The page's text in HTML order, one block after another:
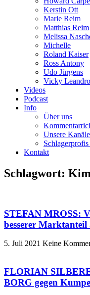
Kerstin Ott
Marie Reim
Matthias Reim
Melissa
Michelle
Roland Kaiser
Ross Antony
Udo Jürgens
Vicky
Videos
Podcast
Info
Über uns
Unsere Kanäle
Kontakt
Schlagwort:
STEFAN MROSS:
besserer
5. Juli 2021 Keine
FLORIAN
BORG gegen